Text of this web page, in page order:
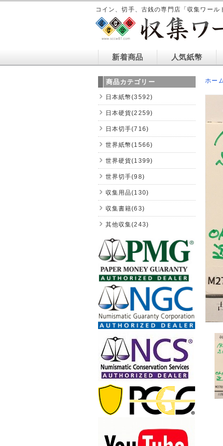
コイン、切手、古銭の専門店「収集ワール
新着商品 人気紙幣
ホー
商品カテゴリー
日本紙幣(3592)
日本硬貨(2259)
日本切手(716)
世界紙幣(1566)
世界硬貨(1399)
世界切手(98)
収集用品(130)
収集書籍(63)
其他収集(243)